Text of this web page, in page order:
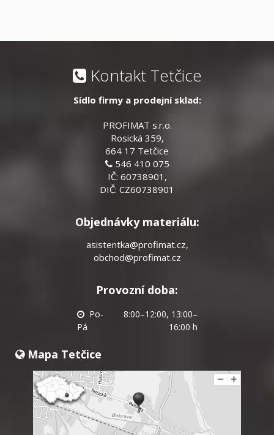
Kontakt Tetčice
Sídlo firmy a prodejní sklad:
PROFIMAT s.r.o.
Rosická 359,
664 17 Tetčice
546 410 075
IČ: 60738901,
DIČ: CZ60738901
Objednávky materiálu:
asistentka@profimat.cz,
obchod@profimat.cz
Provozní doba:
Po-
Pá
8:00–12:00, 13:00–
16:00 h
Mapa Tetčice